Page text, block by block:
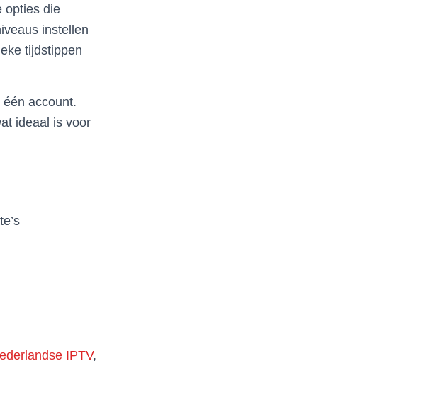
opties die
instellen
tijdstippen
account.
ideaal is voor
IPTV,